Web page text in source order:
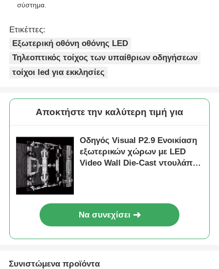
Cob LED Video Wall
Διαφανής οθόνη LED
Εικόνα LED SMD
Υπαίθριος πίνακας led
σύστημα.
Ετικέττες:
Εξωτερική οθόνη οθόνης LED
Τηλεοπτικός τοίχος των υπαίθριων οδηγήσεων
τοίχοι led για εκκλησίες
Αποκτήστε την καλύτερη τιμή για
Οδηγός Visual P2.9 Ενοικίαση
εξωτερικών χώρων με LED
Video Wall Die-Cast ντουλάπι
Να συνεχίσει
Συνιστώμενα προϊόντα